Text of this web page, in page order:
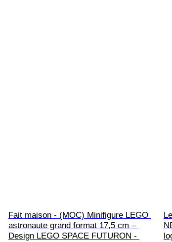
Fait maison - (MOC) Minifigure LEGO
astronaute grand format 17,5 cm –
Design LEGO SPACE FUTURON -